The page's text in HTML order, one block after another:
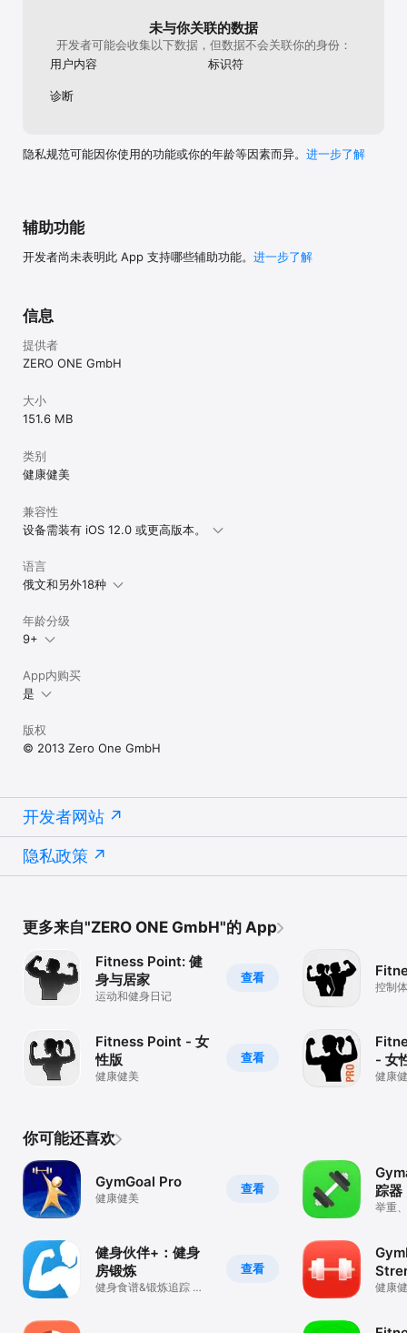
- 翻墙之后可以把训练计划分享到脸书和推特上。
该版本是专为男性设计，所有的训练计划符合男性的健身模式，满足
Visit https://fitnesspointapp.com/ to get more infos.
Terms and conditions: https://fitnesspointapp.com/terms.html
Privacy Policy: https://fitnesspointapp.com/privacypolicy.html
Facebook: https://www.facebook.com/FitnessPointApp
收取。 如果您在当前资格结束前至少24小时内没有取消，您的会员资
格将自动延期，否则不允许取消当前的会员资格。
未与你关联的数据
开发者可能会收集以下数据，但数据不会关联你的身份：
用户内容
标识符
诊断
隐私规范可能因你使用的功能或你的年龄等因素而异。 进一步了解
辅助功能
开发者尚未表明此 App 支持哪些辅助功能。 进一步了解
信息
提供者
ZERO ONE GmbH
大小
151.6 MB
类别
健康健美
兼容性
设备需装有 iOS 12.0 或更高版本。
语言
俄文和另外18种
年龄分级
9+
App内购买
是
版权
© 2013 Zero One GmbH
开发者网站
隐私政策
更多来自"ZERO ONE GmbH"的 App
查看
Fitness Point: 健
身与居家
运动和健身日记
查看
Fitness Point - 女
性版
健康健美
控制
- 女
健康
你可能还喜欢
查看
GymGoal Pro
健康健美
查看
健身伙伴+：健身
房锻炼
健身食谱&锻炼追踪 训
踪器
举重
健康